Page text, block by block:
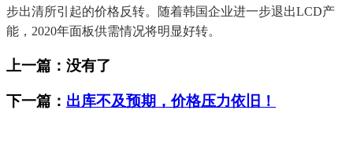
步出清所引起的价格反转。随着韩国企业进一步退出LCD产
能，2020年面板供需情况将明显好转。
上一篇：没有了
下一篇： 出库不及预期，价格压力依旧！